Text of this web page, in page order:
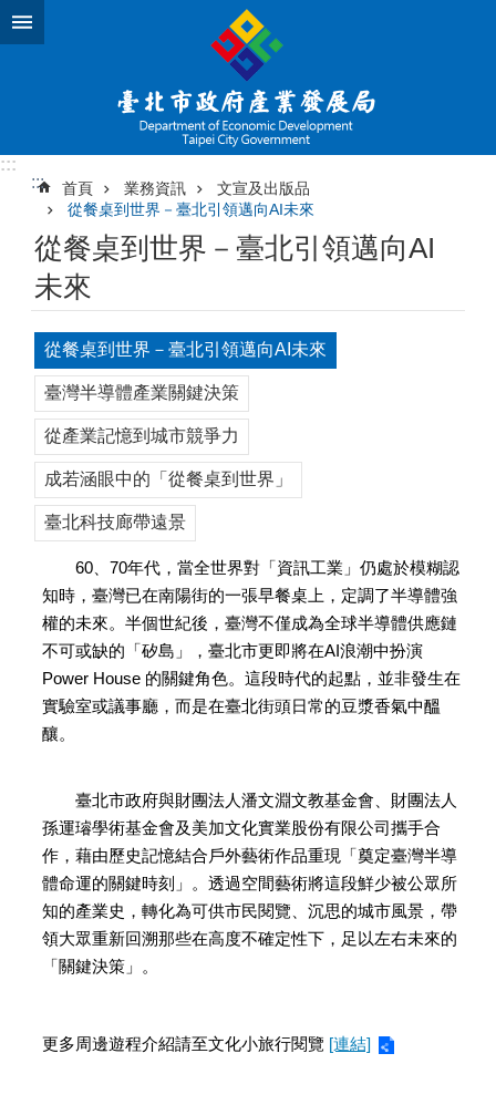
跳到主要內容區塊
:::
:::
首頁 業務資訊
文宣及出版品
從餐桌到世界－臺北引領邁向AI未來
從餐桌到世界－臺北引領邁向AI
未來
從餐桌到世界－臺北引領邁向AI未來
臺灣半導體產業關鍵決策
從產業記憶到城市競爭力
成若涵眼中的「從餐桌到世界」
臺北科技廊帶遠景
60、70年代，當全世界對「資訊工業」仍處於模糊認
知時，臺灣已在南陽街的一張早餐桌上，定調了半導體強
權的未來。半個世紀後，臺灣不僅成為全球半導體供應鏈
不可或缺的「矽島」，臺北市更即將在AI浪潮中扮演
Power House 的關鍵角色。這段時代的起點，並非發生在
實驗室或議事廳，而是在臺北街頭日常的豆漿香氣中醞
釀。
臺北市政府與財團法人潘文淵文教基金會、財團法人
孫運璿學術基金會及美加文化實業股份有限公司攜手合
作，藉由歷史記憶結合戶外藝術作品重現「奠定臺灣半導
體命運的關鍵時刻」。透過空間藝術將這段鮮少被公眾所
知的產業史，轉化為可供市民閱覽、沉思的城市風景，帶
領大眾重新回溯那些在高度不確定性下，足以左右未來的
「關鍵決策」。
更多周邊遊程介紹請至文化小旅行閱覽 [連結]